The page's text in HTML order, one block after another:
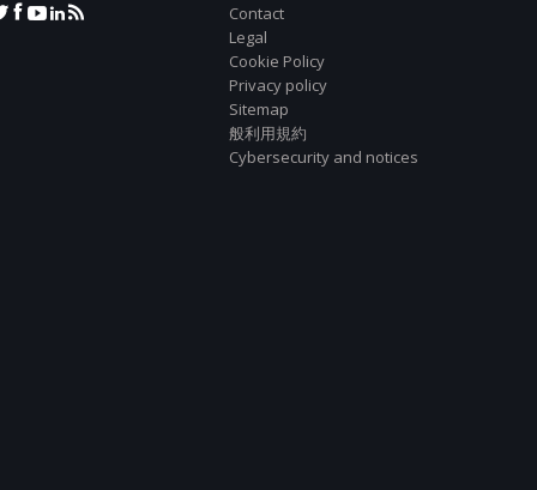
Contact
Legal
Cookie Policy
Privacy policy
Sitemap
般利用規約
Cybersecurity and notices